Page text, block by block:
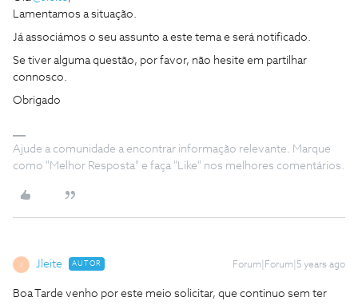
Lamentamos a situação.
Já associámos o seu assunto a este tema e será notificado.
Se tiver alguma questão, por favor, não hesite em partilhar
connosco.
Obrigado
Ajude a comunidade a encontrar informação relevante. Marque
como "Melhor Resposta" e faça "Like" nos melhores comentários.
Jleite AUTOR Forum|Forum|5 years ago
Boa Tarde venho por este meio solicitar, que continuo sem ter